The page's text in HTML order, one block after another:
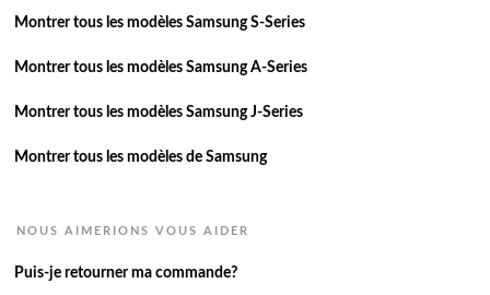
Montrer tous les modèles Samsung S-Series
Montrer tous les modèles Samsung A-Series
Montrer tous les modèles Samsung J-Series
Montrer tous les modèles de Samsung
NOUS AIMERIONS VOUS AIDER
Puis-je retourner ma commande?